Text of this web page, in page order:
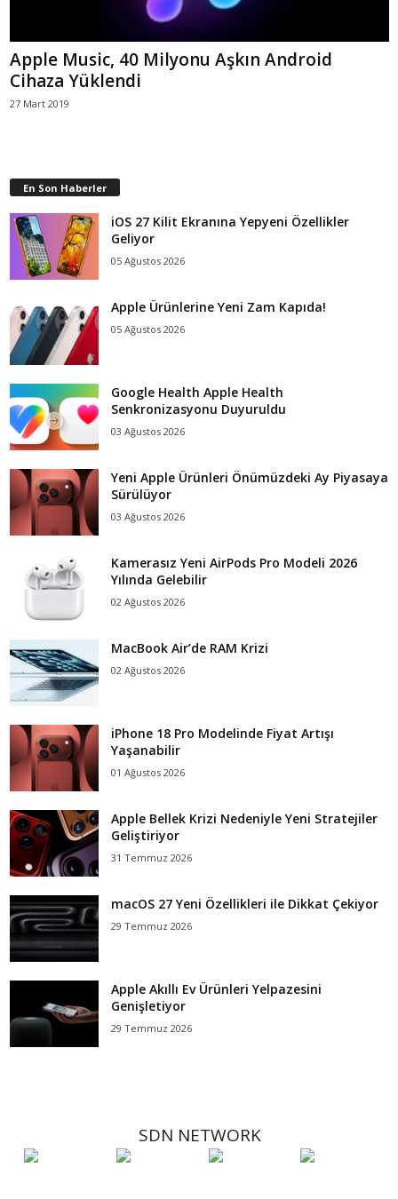
Apple Music, 40 Milyonu Aşkın Android
Cihaza Yüklendi
27 Mart 2019
En Son Haberler
iOS 27 Kilit Ekranına Yepyeni Özellikler
Geliyor
05 Ağustos 2026
Apple Ürünlerine Yeni Zam Kapıda!
05 Ağustos 2026
Google Health Apple Health
Senkronizasyonu Duyuruldu
03 Ağustos 2026
Yeni Apple Ürünleri Önümüzdeki Ay Piyasaya
Sürülüyor
03 Ağustos 2026
Kamerasız Yeni AirPods Pro Modeli 2026
Yılında Gelebilir
02 Ağustos 2026
MacBook Air’de RAM Krizi
02 Ağustos 2026
iPhone 18 Pro Modelinde Fiyat Artışı
Yaşanabilir
01 Ağustos 2026
Apple Bellek Krizi Nedeniyle Yeni Stratejiler
Geliştiriyor
31 Temmuz 2026
macOS 27 Yeni Özellikleri ile Dikkat Çekiyor
29 Temmuz 2026
Apple Akıllı Ev Ürünleri Yelpazesini
Genişletiyor
29 Temmuz 2026
SDN NETWORK